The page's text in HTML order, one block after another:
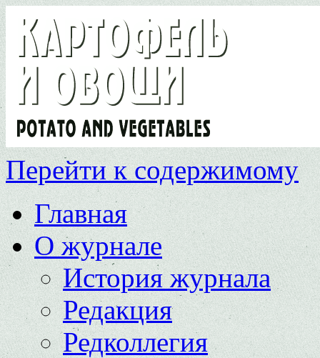
Перейти к содержимому
Главная
О журнале
История журнала
Редакция
Редколлегия